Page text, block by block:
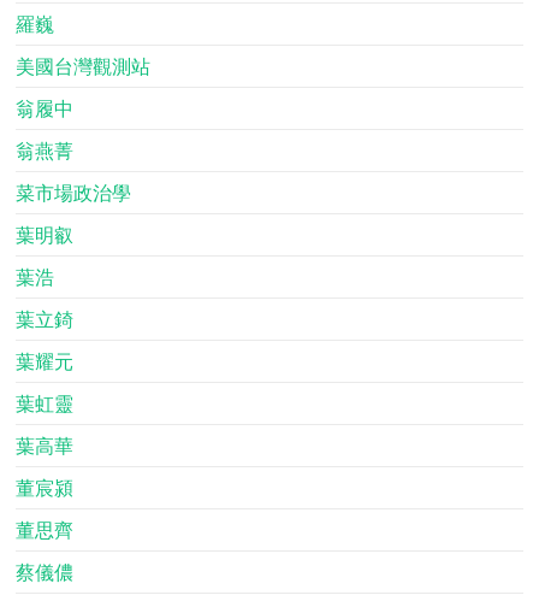
羅巍
美國台灣觀測站
翁履中
翁燕菁
菜市場政治學
葉明叡
葉浩
葉立錡
葉耀元
葉虹靈
葉高華
董宸潁
董思齊
蔡儀儂